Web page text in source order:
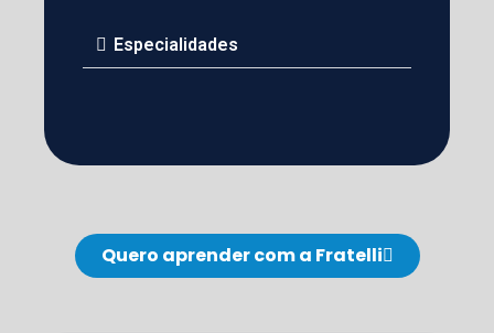
Especialidades
Quero aprender com a Fratelli